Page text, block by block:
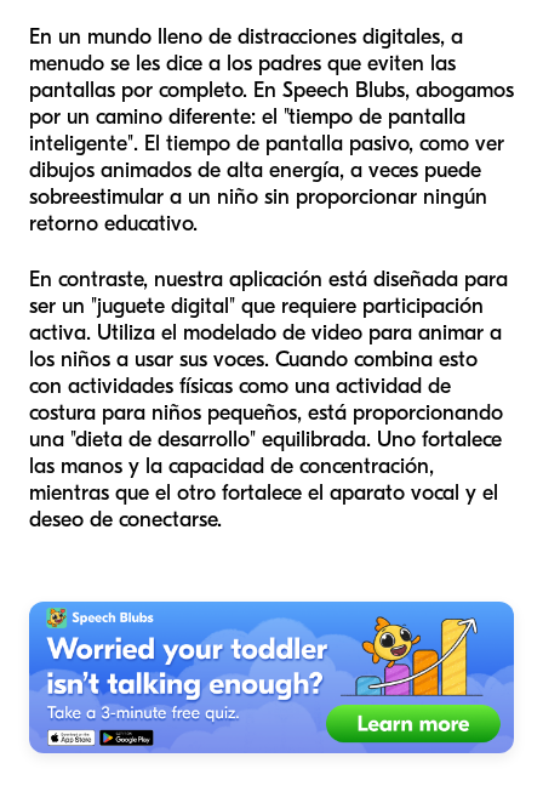
En un mundo lleno de distracciones digitales, a
menudo se les dice a los padres que eviten las
pantallas por completo. En Speech Blubs, abogamos
por un camino diferente: el "tiempo de pantalla
inteligente". El tiempo de pantalla pasivo, como ver
dibujos animados de alta energía, a veces puede
sobreestimular a un niño sin proporcionar ningún
retorno educativo.
En contraste, nuestra aplicación está diseñada para
ser un "juguete digital" que requiere participación
activa. Utiliza el modelado de video para animar a
los niños a usar sus voces. Cuando combina esto
con actividades físicas como una actividad de
costura para niños pequeños, está proporcionando
una "dieta de desarrollo" equilibrada. Uno fortalece
las manos y la capacidad de concentración,
mientras que el otro fortalece el aparato vocal y el
deseo de conectarse.